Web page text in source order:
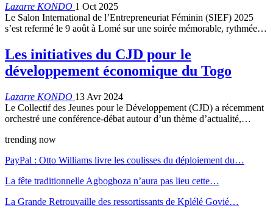
Lazarre KONDO 1 Oct 2025
Le Salon International de l’Entrepreneuriat Féminin (SIEF) 2025
s’est refermé le 9 août à Lomé sur une soirée mémorable, rythmée…
Les initiatives du CJD pour le
développement économique du Togo
Lazarre KONDO 13 Avr 2024
Le Collectif des Jeunes pour le Développement (CJD) a récemment
orchestré une conférence-débat autour d’un thème d’actualité,…
trending now
PayPal : Otto Williams livre les coulisses du déploiement du…
La fête traditionnelle Agbogboza n’aura pas lieu cette…
La Grande Retrouvaille des ressortissants de Kplélé Govié…